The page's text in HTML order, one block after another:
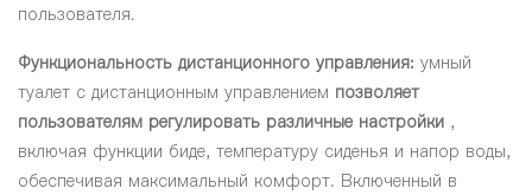
пользователя.
Функциональность дистанционного управления: умный
туалет с дистанционным управлением позволяет
пользователям регулировать различные настройки ,
включая функции биде, температуру сиденья и напор воды,
обеспечивая максимальный комфорт. Включенный в